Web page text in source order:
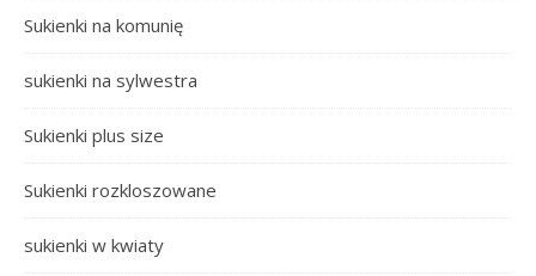
Sukienki na komunię
sukienki na sylwestra
Sukienki plus size
Sukienki rozkloszowane
sukienki w kwiaty